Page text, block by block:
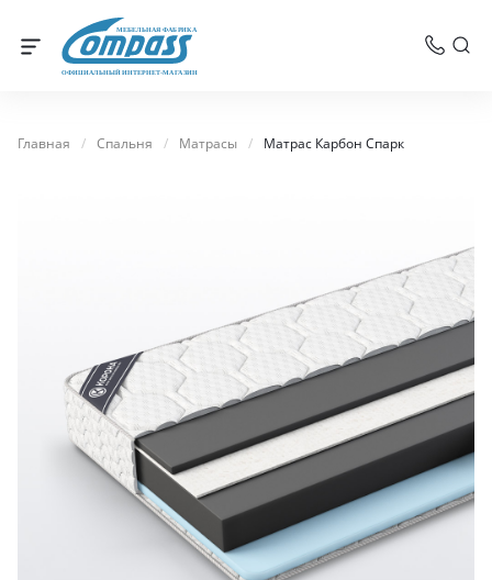
МЕБЕЛЬНАЯ ФАБРИКА
ОФИЦИАЛЬНЫЙ ИНТЕРНЕТ-МАГАЗИН
Главная / Спальня / Матрасы / Матрас Карбон Спарк